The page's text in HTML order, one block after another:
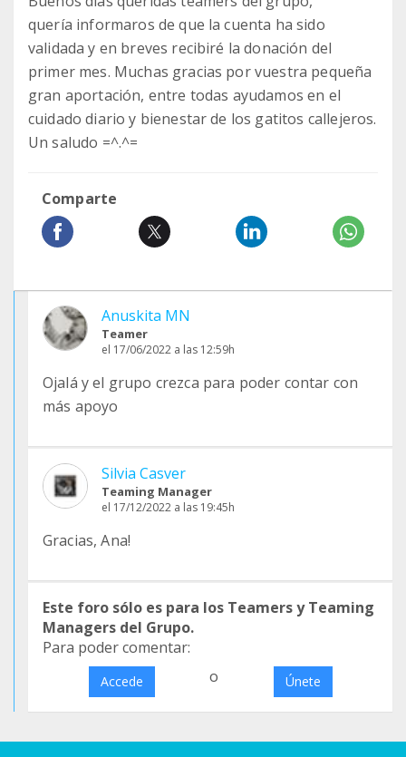
quería informaros de que la cuenta ha sido
validada y en breves recibiré la donación del
primer mes. Muchas gracias por vuestra pequeña
gran aportación, entre todas ayudamos en el
cuidado diario y bienestar de los gatitos callejeros.
Un saludo =^.^=
Comparte
Anuskita MN
Teamer
el 17/06/2022 a las 12:59h
Ojalá y el grupo crezca para poder contar con
más apoyo
Silvia Casver
Teaming Manager
el 17/12/2022 a las 19:45h
Gracias, Ana!
Este foro sólo es para los Teamers y Teaming
Managers del Grupo.
Para poder comentar:
Accede o Únete